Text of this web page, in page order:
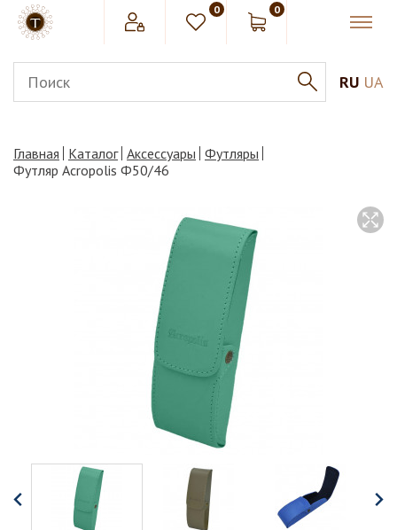
0 0
RU UA
Главная Каталог Аксессуары Футляры
Футляр Acropolis Ф50/46